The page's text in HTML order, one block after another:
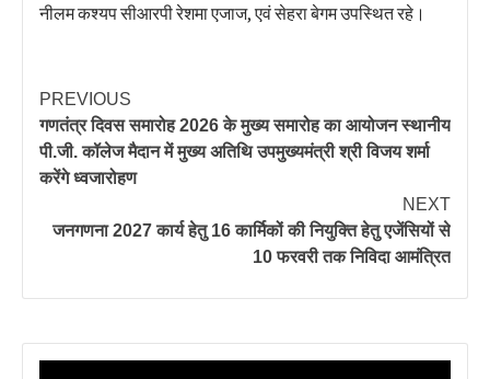
नीलम कश्यप सीआरपी रेशमा एजाज, एवं सेहरा बेगम उपस्थित रहे।
PREVIOUS
गणतंत्र दिवस समारोह 2026 के मुख्य समारोह का आयोजन स्थानीय
पी.जी. कॉलेज मैदान में मुख्य अतिथि उपमुख्यमंत्री श्री विजय शर्मा
करेंगे ध्वजारोहण
NEXT
जनगणना 2027 कार्य हेतु 16 कार्मिकों की नियुक्ति हेतु एजेंसियों से
10 फरवरी तक निविदा आमंत्रित